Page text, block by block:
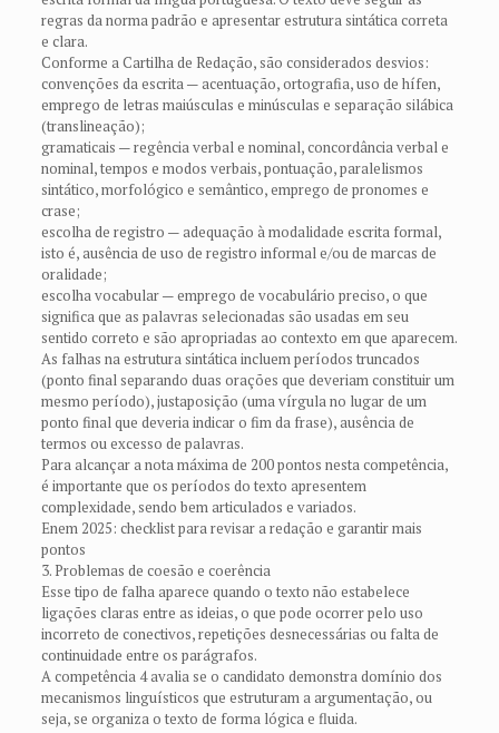
regras da norma padrão e apresentar estrutura sintática correta
e clara.
Conforme a Cartilha de Redação, são considerados desvios:
convenções da escrita — acentuação, ortografia, uso de hífen,
emprego de letras maiúsculas e minúsculas e separação silábica
(translineação);
gramaticais — regência verbal e nominal, concordância verbal e
nominal, tempos e modos verbais, pontuação, paralelismos
sintático, morfológico e semântico, emprego de pronomes e
crase;
escolha de registro — adequação à modalidade escrita formal,
isto é, ausência de uso de registro informal e/ou de marcas de
oralidade;
escolha vocabular — emprego de vocabulário preciso, o que
significa que as palavras selecionadas são usadas em seu
sentido correto e são apropriadas ao contexto em que aparecem.
As falhas na estrutura sintática incluem períodos truncados
(ponto final separando duas orações que deveriam constituir um
mesmo período), justaposição (uma vírgula no lugar de um
ponto final que deveria indicar o fim da frase), ausência de
termos ou excesso de palavras.
Para alcançar a nota máxima de 200 pontos nesta competência,
é importante que os períodos do texto apresentem
complexidade, sendo bem articulados e variados.
Enem 2025: checklist para revisar a redação e garantir mais
pontos
3. Problemas de coesão e coerência
Esse tipo de falha aparece quando o texto não estabelece
ligações claras entre as ideias, o que pode ocorrer pelo uso
incorreto de conectivos, repetições desnecessárias ou falta de
continuidade entre os parágrafos.
A competência 4 avalia se o candidato demonstra domínio dos
mecanismos linguísticos que estruturam a argumentação, ou
seja, se organiza o texto de forma lógica e fluida.